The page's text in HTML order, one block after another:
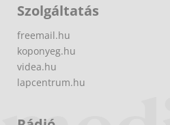
Szolgáltatás
freemail.hu
koponyeg.hu
videa.hu
lapcentrum.hu